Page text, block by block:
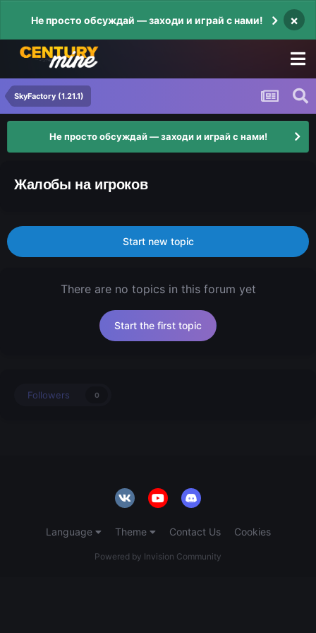
Не просто обсуждай — заходи и играй с нами! ×
SkyFactory (1.21.1)
Не просто обсуждай — заходи и играй с нами!
Жалобы на игроков
Start new topic
There are no topics in this forum yet
Start the first topic
Followers 0
Language Theme Contact Us Cookies
Powered by Invision Community